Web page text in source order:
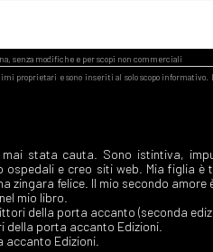
stata cauta. Sono istintiva,
e creo siti web. Mia figlia è
zingara felice. Il mio secondo amore
mio libro.
della porta accanto (seconda
della porta accanto Edizioni.
Edizioni.